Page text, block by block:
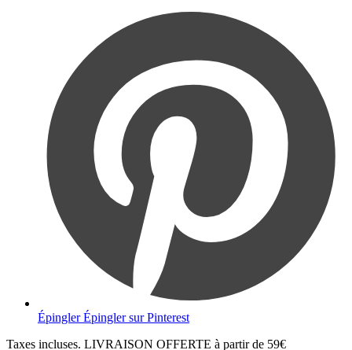
Épingler Épingler sur Pinterest
Taxes incluses. LIVRAISON OFFERTE à partir de 59€